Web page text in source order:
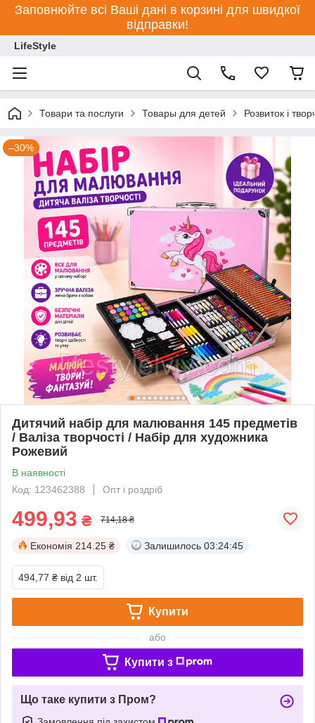
Заповнюйте всі Ваші дані в корзині для швидкої
відправки!
LifeStyle
Товари та послуги Товары для детей Розвиток і
–30%
Дитячий набір для малювання 145 предметів
/ Валіза творчості / Набір для художника
Рожевий
В наявності
Код: 123462388
Опт і роздріб
499,93 ₴ 714,18 ₴
Економія 214.25 ₴ Залишилось 03:24:44
494,77 ₴ від 2 шт.
Купити
або
Купити з
Що таке купити з Пром?